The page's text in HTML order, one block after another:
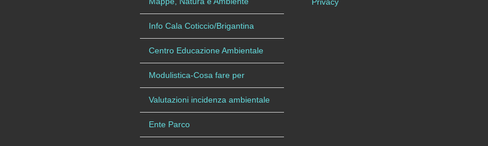
Info Cala Coticcio/Brigantina
Centro Educazione Ambientale
Modulistica-Cosa fare per
Valutazioni incidenza ambientale
Ente Parco
Privacy